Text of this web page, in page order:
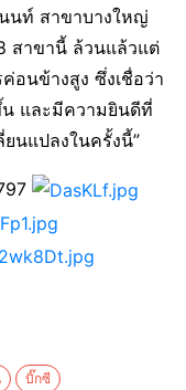
นท์ สาขาบางใหญ่
สาขานี้ ล้วนแล้วแต่
อนข้างสูง ซึ่งเชื่อว่า
น และมีความยินดีที่
นแปลงในครั้งนี้”
บิ๊กซี